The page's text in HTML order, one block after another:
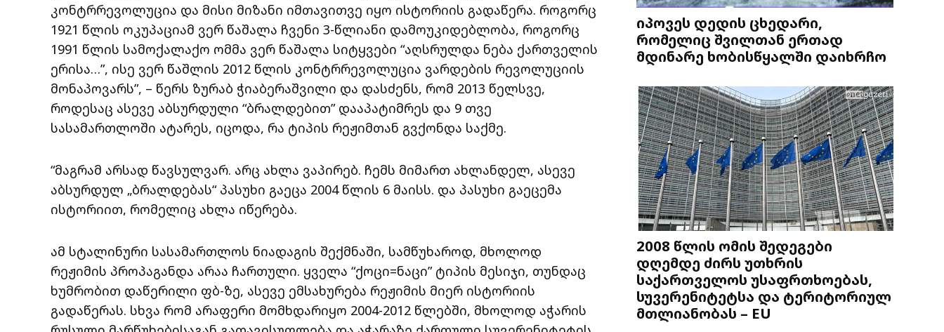
კონტრრევოლუცია და მისი მიზანი იმთავითვე იყო ისტორიის გადაწერა. როგორც
1921 წლის ოკუპაციამ ვერ წაშალა ჩვენი 3-წლიანი დამოუკიდებლობა, როგორც
1991 წლის სამოქალაქო ომმა ვერ წაშალა სიტყვები “აღსრულდა ნება ქართველის
ერისა…”, ისე ვერ წაშლის 2012 წლის კონტრრევოლუცია ვარდების რევოლუციის
მონაპოვარს”, – წერს ზურაბ ჭიაბერაშვილი და დასძენს, რომ 2013 წელსვე,
როდესაც ასევე აბსურდული “ბრალდებით” დააპატიმრეს და 9 თვე
სასამართლოში ატარეს, იცოდა, რა ტიპის რეჟიმთან გვქონდა საქმე.
“მაგრამ არსად წავსულვარ. არც ახლა ვაპირებ. ჩემს მიმართ ახლანდელ, ასევე
აბსურდულ „ბრალდებას“ პასუხი გაეცა 2004 წლის 6 მაისს. და პასუხი გაეცემა
ისტორიით, რომელიც ახლა იწერება.
ამ სტალინური სასამართლოს ნიადაგის შექმნაში, სამწუხაროდ, მხოლოდ
რეჟიმის პროპაგანდა არაა ჩართული. ყველა “ქოცი=ნაცი” ტიპის მესიჯი, თუნდაც
ხუმრობით დაწერილი ფბ-ზე, ასევე ემსახურება რეჟიმის მიერ ისტორიის
გადაწერას. სხვა რომ არაფერი მომხდარიყო 2004-2012 წლებში, მხოლოდ აჭარის
იპოვეს დედის ცხედარი,
რომელიც შვილთან ერთად
მდინარე ხობისწყალში დაიხრჩო
2008 წლის ომის შედეგები
დღემდე ძირს უთხრის
საქართველოს უსაფრთხოებას,
სუვერენიტეტსა და ტერიტორიულ
მთლიანობას – EU